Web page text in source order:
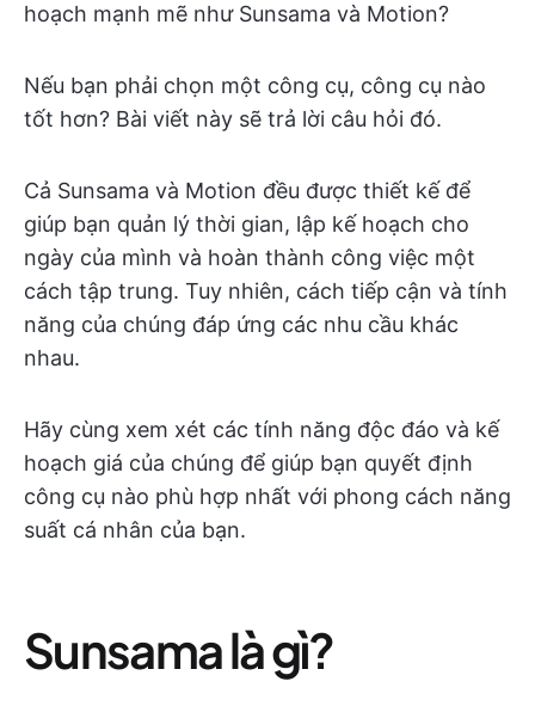
hoạch mạnh mẽ như Sunsama và Motion?
Nếu bạn phải chọn một công cụ, công cụ nào
tốt hơn? Bài viết này sẽ trả lời câu hỏi đó.
Cả Sunsama và Motion đều được thiết kế để
giúp bạn quản lý thời gian, lập kế hoạch cho
ngày của mình và hoàn thành công việc một
cách tập trung. Tuy nhiên, cách tiếp cận và tính
năng của chúng đáp ứng các nhu cầu khác
nhau.
Hãy cùng xem xét các tính năng độc đáo và kế
hoạch giá của chúng để giúp bạn quyết định
công cụ nào phù hợp nhất với phong cách năng
suất cá nhân của bạn.
Sunsama là gì?